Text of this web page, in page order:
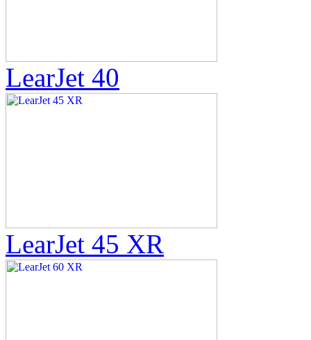
LearJet 40
LearJet 45 XR